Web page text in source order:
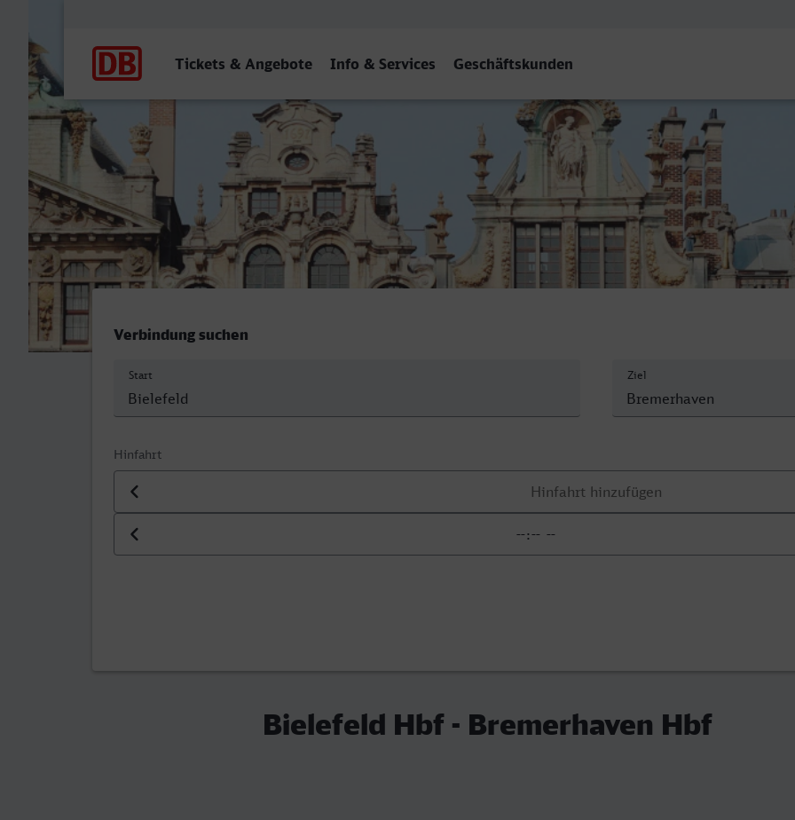
Tickets & Angebote Info & Services Geschäftskunden
Bielefeld Hbf - Bremerhaven Hbf
Verbindung suchen
Start Ziel
Hinfahrt
Datum der Hinfahrt
Uhrzeit der Hinfahrt
Bielefeld Hbf - Bremerhaven Hbf